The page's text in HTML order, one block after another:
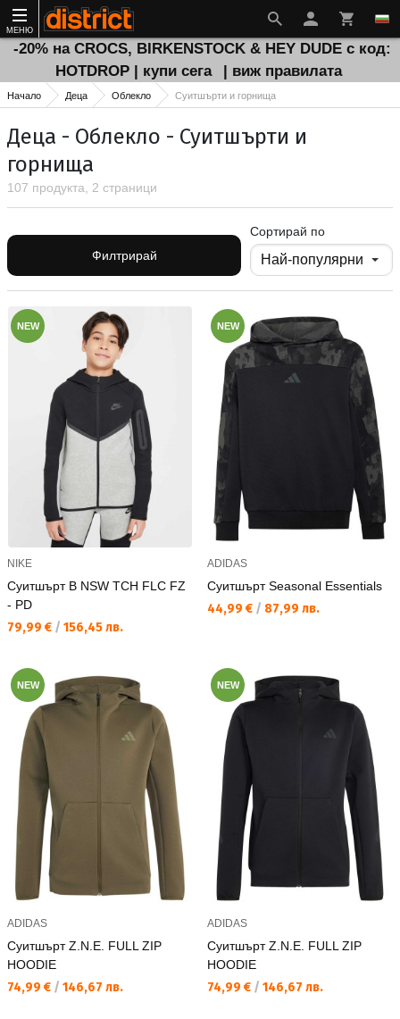
МЕНЮ
-20% на CROCS, BIRKENSTOCK & HEY DUDE с код:
HOTDROP | купи сега
| виж правилата
Начало Деца Облекло Суитшърти и горнища
Деца - Облекло - Суитшърти и
горнища
107 продукта, 2 страници
Филтрирай
Сортирай по
NEW
NIKE
Суитшърт B NSW TCH FLC FZ
- PD
Текуща цена:
79,99 € / 156,45 лв.
NEW
ADIDAS
Суитшърт Seasonal Essentials
Текуща цена:
44,99 € / 87,99 лв.
NEW
ADIDAS
Суитшърт Z.N.E. FULL ZIP
HOODIE
Текуща цена:
74,99 € / 146,67 лв.
NEW
ADIDAS
Суитшърт Z.N.E. FULL ZIP
HOODIE
Текуща цена:
74,99 € / 146,67 лв.